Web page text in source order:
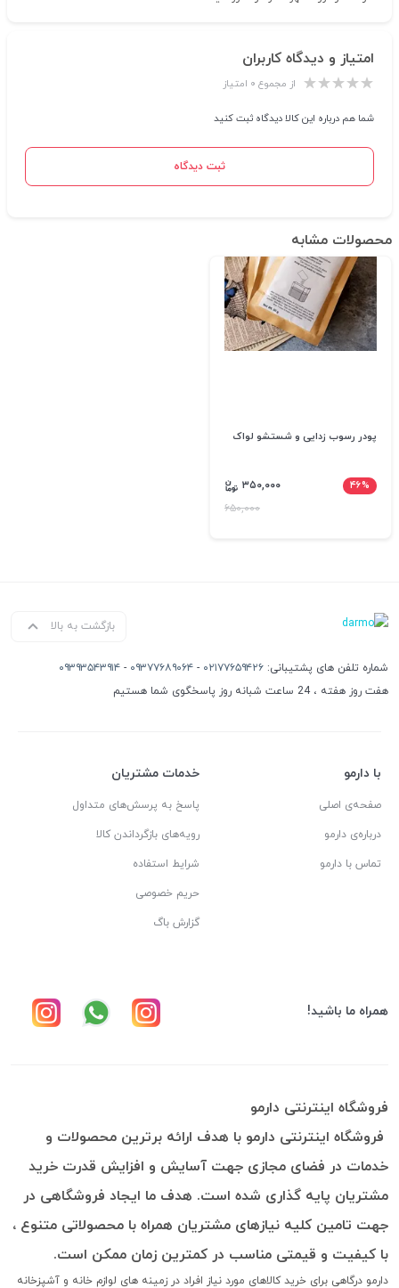
امتیاز و دیدگاه کاربران
از مجموع ۰ امتیاز
شما هم درباره این کالا دیدگاه ثبت کنید
ثبت دیدگاه
محصولات مشابه
پودر رسوب زدایی و شستشو لواک
۴۶%
۳۵۰,۰۰۰
۶۵۰,۰۰۰
بازگشت به بالا
شماره تلفن های پشتیبانی: ۰۲۱۷۷۶۵۹۴۲۶ - ۰۹۳۷۷۶۸۹۰۶۴ - ۰۹۳۹۳۵۴۳۹۱۴
هفت روز هفته ، 24 ساعت شبانه روز پاسخگوی شما هستیم
با دارمو
صفحه‌ی اصلی
درباره‌ی دارمو
تماس با دارمو
خدمات مشتریان
پاسخ به پرسش‌های متداول
رویه‌های بازگرداندن کالا
شرایط استفاده
حریم خصوصی
گزارش باگ
همراه ما باشید!
فروشگاه اینترنتی دارمو
فروشگاه اینترنتی دارمو با هدف ارائه برترین محصولات و
خدمات در فضای مجازی جهت آسایش و افزایش قدرت خرید
مشتریان پایه گذاری شده است. هدف ما ایجاد فروشگاهی در
جهت تامین کلیه نیازهای مشتریان همراه با محصولاتی متنوع ،
با کیفیت و قیمتی مناسب در کمترین زمان ممکن است.
دارمو درگاهی برای خرید کالاهای مورد نیاز افراد در زمینه های لوازم خانه و آشپزخانه